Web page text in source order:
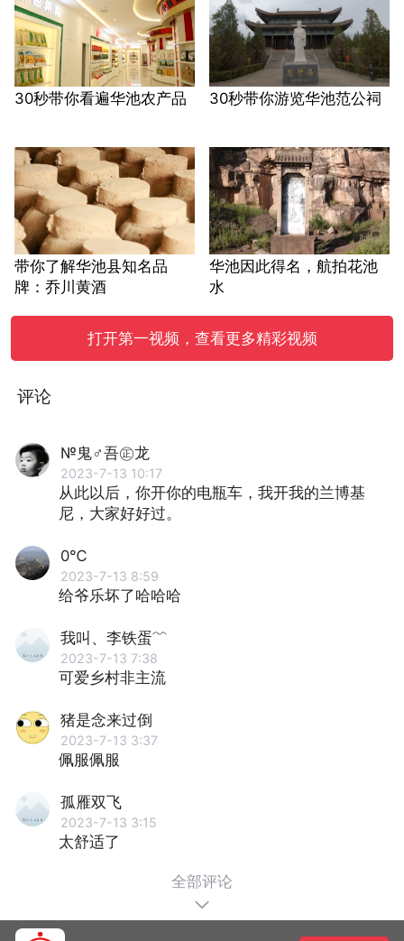
30秒带你看遍华池农产品 30秒带你游览华池范公祠
带你了解华池县知名品
牌：乔川黄酒
华池因此得名，航拍花池
水
打开第一视频，查看更多精彩视频
评论
№鬼♂吾㊣龙
2023-7-13 10:17
从此以后，你开你的电瓶车，我开我的兰博基
尼，大家好好过。
0℃
2023-7-13 8:59
给爷乐坏了哈哈哈
我叫、李铁蛋﹌
2023-7-13 7:38
可爱乡村非主流
猪是念来过倒
2023-7-13 3:37
佩服佩服
孤雁双飞
2023-7-13 3:15
太舒适了
全部评论